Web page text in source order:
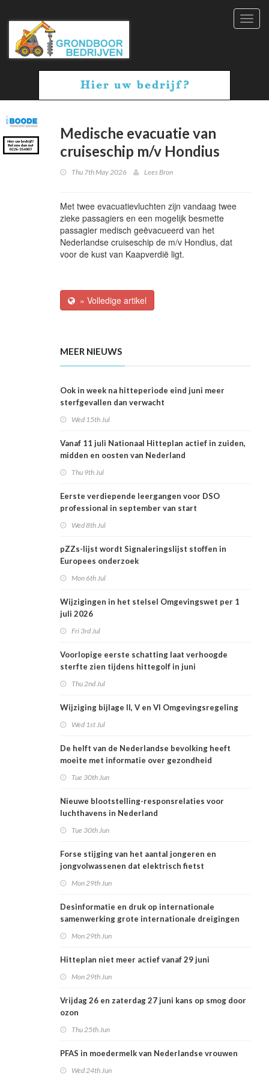
Medische evacuatie van
cruiseschip m/v Hondius
Thu 7th May 2026 Lees Bron
Met twee evacuatievluchten zijn vandaag twee
zieke passagiers en een mogelijk besmette
passagier medisch geëvacueerd van het
Nederlandse cruiseschip de m/v Hondius, dat
voor de kust van Kaapverdië ligt.
» Volledige artikel
MEER NIEUWS
Ook in week na hitteperiode eind juni meer
sterfgevallen dan verwacht
Wed 15th Jul
Vanaf 11 juli Nationaal Hitteplan actief in zuiden,
midden en oosten van Nederland
Thu 9th Jul
Eerste verdiepende leergangen voor DSO
professional in september van start
Wed 8th Jul
pZZs-lijst wordt Signaleringslijst stoffen in
Europees onderzoek
Mon 6th Jul
Wijzigingen in het stelsel Omgevingswet per 1
juli 2026
Fri 3rd Jul
Voorlopige eerste schatting laat verhoogde
sterfte zien tijdens hittegolf in juni
Thu 2nd Jul
Wijziging bijlage II, V en VI Omgevingsregeling
Wed 1st Jul
De helft van de Nederlandse bevolking heeft
moeite met informatie over gezondheid
Tue 30th Jun
Nieuwe blootstelling-responsrelaties voor
luchthavens in Nederland
Tue 30th Jun
Forse stijging van het aantal jongeren en
jongvolwassenen dat elektrisch fietst
Mon 29th Jun
Desinformatie en druk op internationale
samenwerking grote internationale dreigingen
Mon 29th Jun
Hitteplan niet meer actief vanaf 29 juni
Mon 29th Jun
Vrijdag 26 en zaterdag 27 juni kans op smog door
ozon
Thu 25th Jun
PFAS in moedermelk van Nederlandse vrouwen
Wed 24th Jun